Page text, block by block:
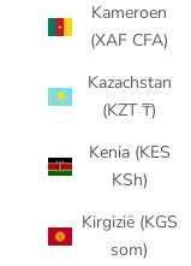
Kameroen
(XAF CFA)
Kazachstan
(KZT ₸)
Kenia (KES
KSh)
Kirgizië (KGS
som)